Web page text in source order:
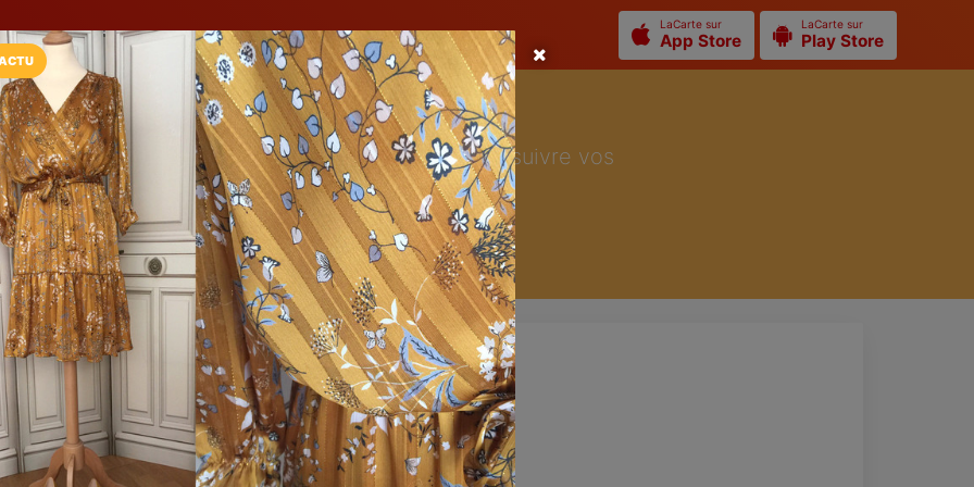
LaCarte sur
App Store
LaCarte sur
Play Store
Installez l'App LaCarte
Téléchargez gratuitement l'app LaCarte pour suivre vos
commerces favoris et ne rien rater !
Télécharger Plus tard
Dom Pop
Vêtements femme
Sucy-en-Brie